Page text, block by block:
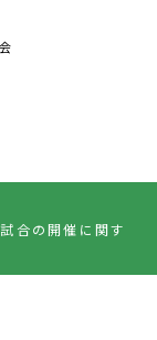
合の開催に関す